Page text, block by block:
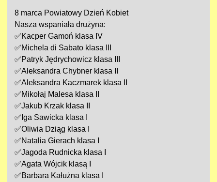
8 marca Powiatowy Dzień Kobiet
Nasza wspaniała drużyna:
✅Kacper Gamoń klasa IV
✅Michela di Sabato klasa III
✅Patryk Jędrychowicz klasa III
✅Aleksandra Chybner klasa II
✅Aleksandra Kaczmarek klasa II
✅Mikołaj Malesa klasa II
✅Jakub Krzak klasa II
✅ Iga Sawicka klasa I
✅Oliwia Dziąg klasa I
✅Natalia Gierach klasa I
✅Jagoda Rudnicka klasa I
✅Agata Wójcik klasą I
✅Barbara Kałużna klasa I